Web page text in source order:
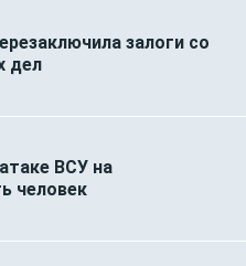
залоги со
дел
ВСУ на
человек